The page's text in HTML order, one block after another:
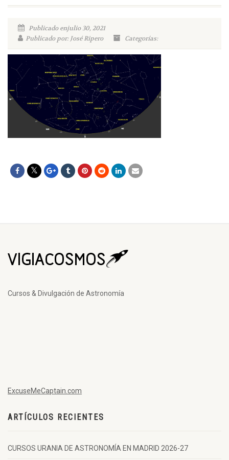
Publicado enjulio 30, 2021
Publicado por: José Ripero
Categorías:
Cursos & Divulgación de Astronomía
ExcuseMeCaptain.com
ARTÍCULOS RECIENTES
CURSOS URANIA DE ASTRONOMÍA EN MADRID 2026-27